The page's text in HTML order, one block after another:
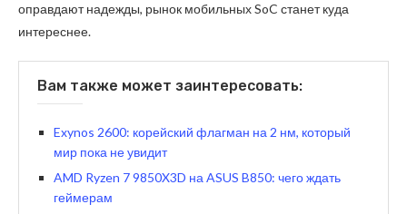
оправдают надежды, рынок мобильных SoC станет куда
интереснее.
Вам также может заинтересовать:
Exynos 2600: корейский флагман на 2 нм, который
мир пока не увидит
AMD Ryzen 7 9850X3D на ASUS B850: чего ждать
геймерам